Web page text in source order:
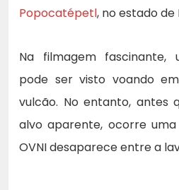
Popocatépetl, no estado de
Na filmagem fascinante,
pode ser visto voando
vulcão. No entanto, antes
alvo aparente, ocorre
OVNI desaparece entre a